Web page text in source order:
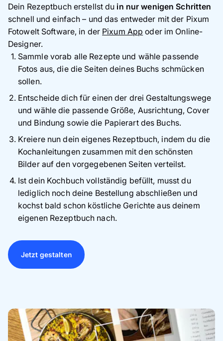
Dein Rezeptbuch erstellst du in nur wenigen Schritten
schnell und einfach – und das entweder mit der Pixum
Fotowelt Software, in der Pixum App oder im Online-
Designer.
Sammle vorab alle Rezepte und wähle passende
Fotos aus, die die Seiten deines Buchs schmücken
sollen.
Entscheide dich für einen der drei Gestaltungswege
und wähle die passende Größe, Ausrichtung, Cover
und Bindung sowie die Papierart des Buchs.
Kreiere nun dein eigenes Rezeptbuch, indem du die
Kochanleitungen zusammen mit den schönsten
Bilder auf den vorgegebenen Seiten verteilst.
Ist dein Kochbuch vollständig befüllt, musst du
lediglich noch deine Bestellung abschließen und
kochst bald schon köstliche Gerichte aus deinem
eigenen Rezeptbuch nach.
Jetzt gestalten